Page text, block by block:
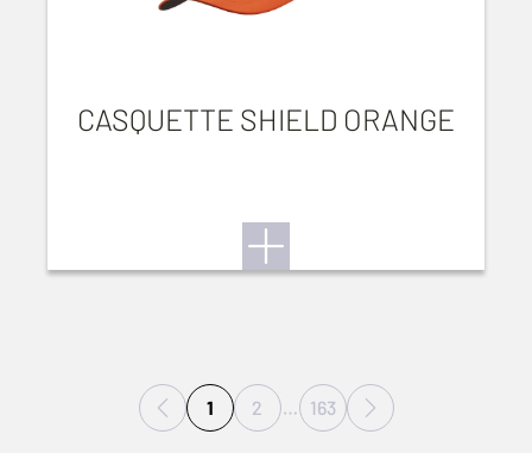
CASQUETTE SHIELD ORANGE
1 2 … 163